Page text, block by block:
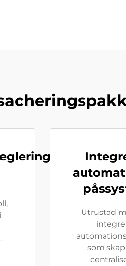
Utrustad
som